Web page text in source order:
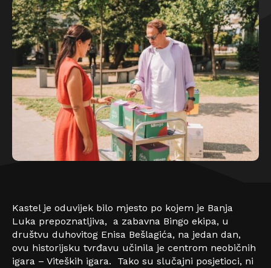
Kastel je oduvijek bilo mjesto po kojem je Banja
Luka prepoznatljiva, a zabavna Bingo ekipa, u
društvu duhovitog Enisa Bešlagića, na jedan dan,
ovu historijsku tvrđavu učinila je centrom neobičnih
igara – Viteških igara. Tako su slučajni posjetioci, ni